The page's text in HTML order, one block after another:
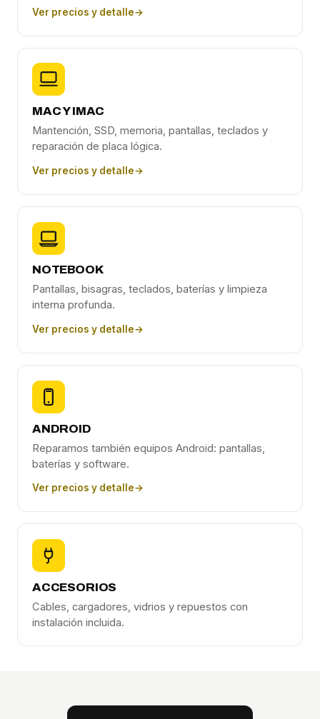
Ver precios y detalle→
MAC Y IMAC
Mantención, SSD, memoria, pantallas, teclados y
reparación de placa lógica.
Ver precios y detalle→
NOTEBOOK
Pantallas, bisagras, teclados, baterías y limpieza
interna profunda.
Ver precios y detalle→
ANDROID
Reparamos también equipos Android: pantallas,
baterías y software.
Ver precios y detalle→
ACCESORIOS
Cables, cargadores, vidrios y repuestos con
instalación incluida.